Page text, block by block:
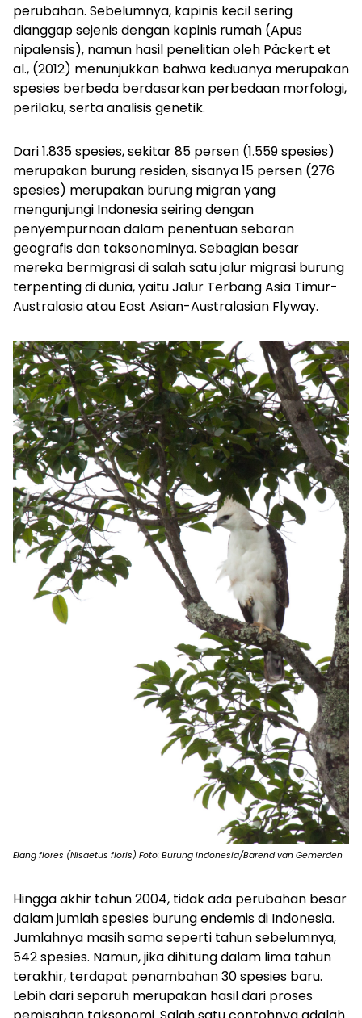
perubahan. Sebelumnya, kapinis kecil sering
dianggap sejenis dengan kapinis rumah (Apus
nipalensis), namun hasil penelitian oleh Päckert et
al., (2012) menunjukkan bahwa keduanya merupakan
spesies berbeda berdasarkan perbedaan morfologi,
perilaku, serta analisis genetik.
Dari 1.835 spesies, sekitar 85 persen (1.559 spesies)
merupakan burung residen, sisanya 15 persen (276
spesies) merupakan burung migran yang
mengunjungi Indonesia seiring dengan
penyempurnaan dalam penentuan sebaran
geografis dan taksonominya. Sebagian besar
mereka bermigrasi di salah satu jalur migrasi burung
terpenting di dunia, yaitu Jalur Terbang Asia Timur-
Australasia atau East Asian-Australasian Flyway.
Elang flores (Nisaetus floris) Foto: Burung Indonesia/Barend van Gemerden
Hingga akhir tahun 2004, tidak ada perubahan besar
dalam jumlah spesies burung endemis di Indonesia.
Jumlahnya masih sama seperti tahun sebelumnya,
542 spesies. Namun, jika dihitung dalam lima tahun
terakhir, terdapat penambahan 30 spesies baru.
Lebih dari separuh merupakan hasil dari proses